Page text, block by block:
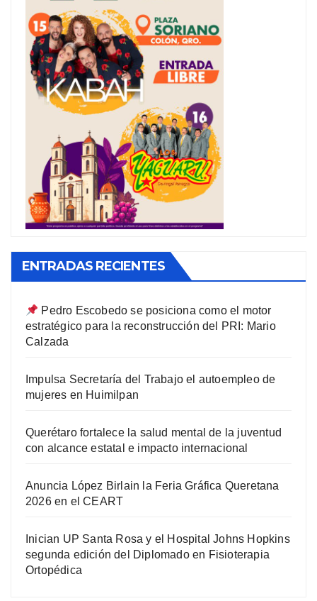
ENTRADAS RECIENTES
Pedro Escobedo se posiciona como el motor
estratégico para la reconstrucción del PRI: Mario
Calzada
Impulsa Secretaría del Trabajo el autoempleo de
mujeres en Huimilpan
Querétaro fortalece la salud mental de la juventud
con alcance estatal e impacto internacional
Anuncia López Birlain la Feria Gráfica Queretana
2026 en el CEART
Inician UP Santa Rosa y el Hospital Johns Hopkins
segunda edición del Diplomado en Fisioterapia
Ortopédica